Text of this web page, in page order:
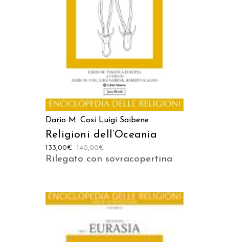
AGGIUNGI AL CARRELLO
Dario M. Cosi Luigi Saibene
Religioni dell’Oceania
140,00€
133,00€
Rilegato con sovracopertina